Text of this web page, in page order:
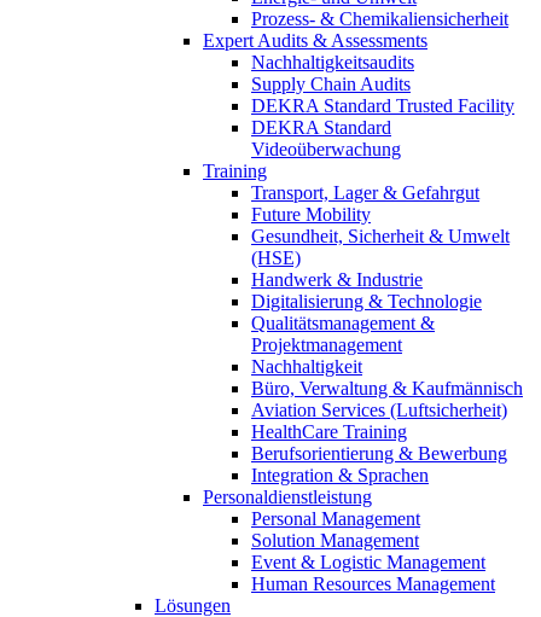
Prozess- & Chemikaliensicherheit
Expert Audits & Assessments
Nachhaltigkeitsaudits
Supply Chain Audits
DEKRA Standard Trusted Facility
DEKRA Standard
Videoüberwachung
Training
Transport, Lager & Gefahrgut
Future Mobility
Gesundheit, Sicherheit & Umwelt
(HSE)
Handwerk & Industrie
Digitalisierung & Technologie
Qualitätsmanagement &
Projektmanagement
Nachhaltigkeit
Büro, Verwaltung & Kaufmännisch
Aviation Services (Luftsicherheit)
HealthCare Training
Berufsorientierung & Bewerbung
Integration & Sprachen
Personaldienstleistung
Personal Management
Solution Management
Event & Logistic Management
Human Resources Management
Lösungen